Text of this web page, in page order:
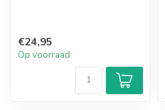
€24,95
Op voorraad